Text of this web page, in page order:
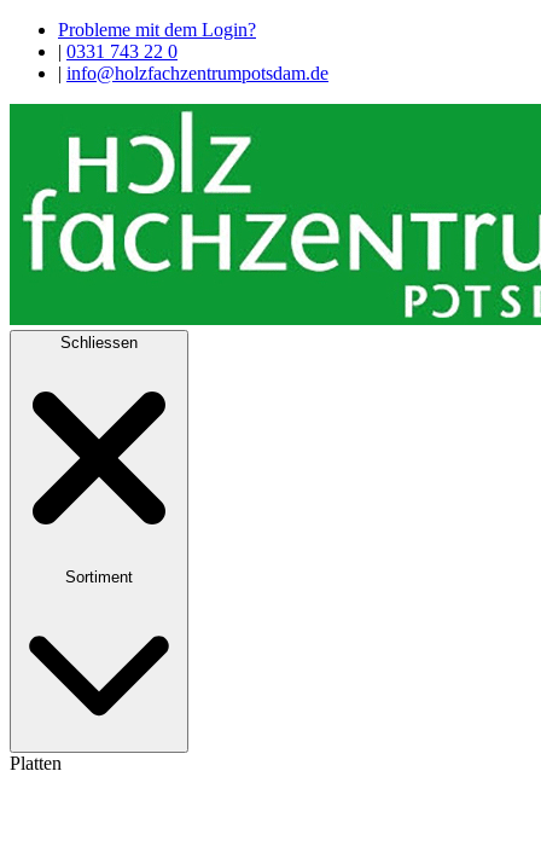
Probleme mit dem Login?
| 0331 743 22 0
| info@holzfachzentrumpotsdam.de
Schliessen
Sortiment
Platten